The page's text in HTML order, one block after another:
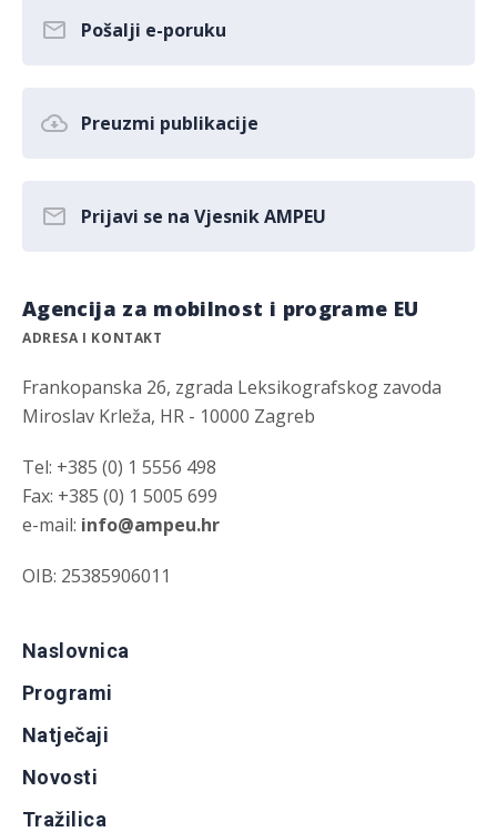
Pošalji e-poruku
Preuzmi publikacije
Prijavi se na Vjesnik AMPEU
Agencija za mobilnost i programe EU
ADRESA I KONTAKT
Frankopanska 26, zgrada Leksikografskog zavoda
Miroslav Krleža, HR - 10000 Zagreb
Tel: +385 (0) 1 5556 498
Fax: +385 (0) 1 5005 699
e-mail: info@ampeu.hr
OIB: 25385906011
Naslovnica
Programi
Natječaji
Novosti
Tražilica